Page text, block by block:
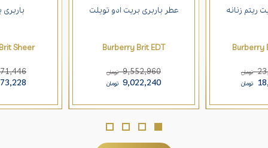
ریتم زنانه
Burberry
تومان
تومان
عطر باربری بریت ادو تویلت
Burberry Brit EDT
9,552,960 تومان
9,022,240 تومان
Sheer